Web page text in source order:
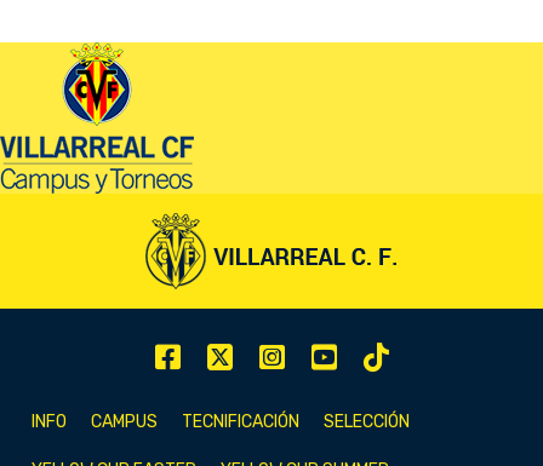
INFO CAMPUS TECNIFICACIÓN SELECCIÓN